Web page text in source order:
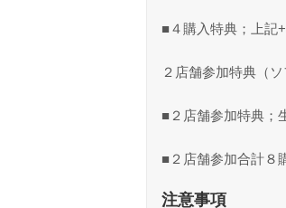
■４購入特典；上記
２店舗参加特典（
■２店舗参加特典；
■２店舗参加合計８
注意事項